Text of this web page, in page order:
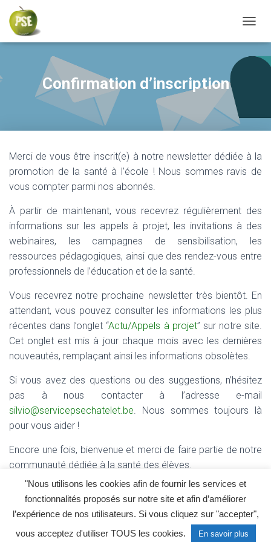
Confirmation d’inscription
Merci de vous être inscrit(e) à notre newsletter dédiée à la
promotion de la santé à l’école ! Nous sommes ravis de
vous compter parmi nos abonnés.
À partir de maintenant, vous recevrez régulièrement des
informations sur les appels à projet, les invitations à des
webinaires, les campagnes de sensibilisation, les
ressources pédagogiques, ainsi que des rendez-vous entre
professionnels de l’éducation et de la santé.
Vous recevrez notre prochaine newsletter très bientôt. En
attendant, vous pouvez consulter les informations les plus
récentes dans l’onglet “Actu/Appels à projet” sur notre site.
Cet onglet est mis à jour chaque mois avec les dernières
nouveautés, remplaçant ainsi les informations obsolètes.
Si vous avez des questions ou des suggestions, n’hésitez
pas à nous contacter à l’adresse e-mail
silvio@servicepsechatelet.be. Nous sommes toujours là
pour vous aider !
Encore une fois, bienvenue et merci de faire partie de notre
communauté dédiée à la santé des élèves.
a.s.b.l Centre de Sante de Chatelet-Service de promotion de la santé
"Nous utilisons les cookies afin de fournir les services et
fonctionnalités proposés sur notre site et afin d’améliorer
l’expérience de nos utilisateurs. Si vous cliquez sur "accepter",
vous acceptez d'utiliser TOUS les cookies.
En savoir plus